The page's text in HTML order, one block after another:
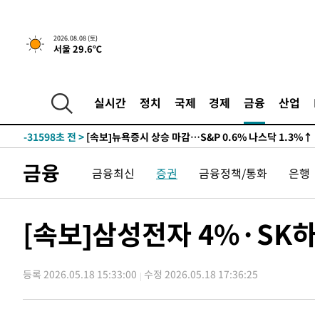
2026.08.08 (토)
서울 29.6℃
실시간 정치 국제 경제 금융 산업
-31598초 전 > [속보]뉴욕증시 상승 마감…S&P 0.6% 나스닥 1.3%↑
금융 금융최신 증권 금융정책/통화 은행
[속보]삼성전자 4%·SK
등록 2026.05.18 15:33:00 수정 2026.05.18 17:36:25